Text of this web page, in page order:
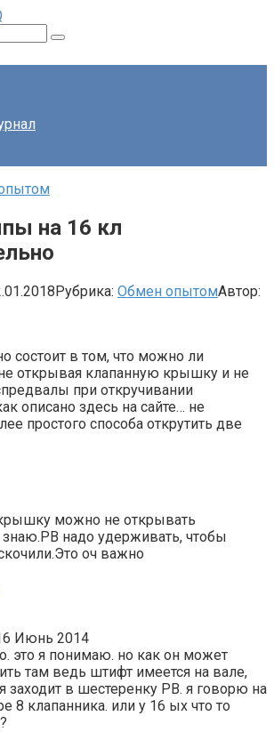
на 16 кл
Рубрика: Обмен опытомАвтор:
состоит в том, что можно ли
открывая клапанную крышку и не
при откручивании
описано здесь на сайте… не
простого способа открутить две
можно не открывать
знаю.РВ надо удерживать, чтобы
оч важно
Июнь 2014
это я понимаю. но как он может
там ведь штифт имеется на вале,
заходит в шестеренку РВ. я говорю на
8 клапанника. или у 16 ых что то